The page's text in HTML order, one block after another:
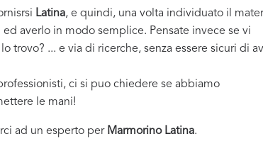
Latina, e quindi, una volta individuato il
averlo in modo semplice. Pensate invece se vi
trovo? ... e via di ricerche, senza essere sicuri di
ci si puo chiedere se abbiamo
le mani!
ad un esperto per Marmorino Latina.